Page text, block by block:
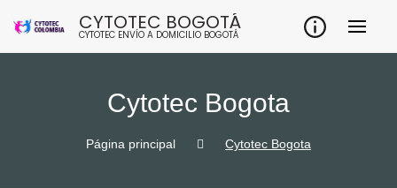
CYTOTEC BOGOTÁ
CYTOTEC ENVÍO A DOMICILIO BOGOTÁ
Cytotec Bogota
Página principal Cytotec Bogota